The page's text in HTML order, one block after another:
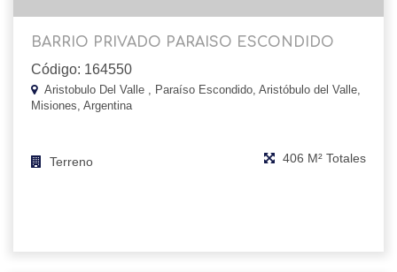
BARRIO PRIVADO PARAISO ESCONDIDO
Código: 164550
Aristobulo Del Valle , Paraíso Escondido, Aristóbulo del Valle,
Misiones, Argentina
Terreno 406 M² Totales